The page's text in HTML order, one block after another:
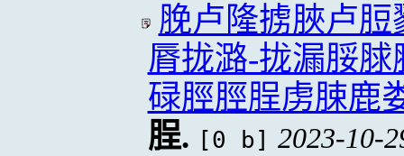
脕卢隆掳脥卢
脣拢潞-拢漏脮
碌脛脛脭虏脨鹿
脭. [0 b] 2023-10-